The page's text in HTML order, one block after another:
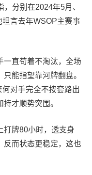
分别在2024年5月、
言去年WSOP主赛事
一直苟着不淘汰，全场
能指望靠河牌翻盘。
对手完全不按套路出
才顺势突围。
打牌80小时，透支身
反而状态更稳定，这也